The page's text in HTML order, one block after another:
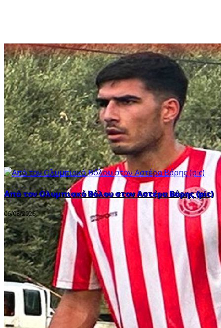
Από τον Ολυμπιακό Βόλου στον Αστέρα Βάρης (pic)
06/08/2026
Ιστοσελίδα που οργανώνει το παιχνίδι της αθλητικής